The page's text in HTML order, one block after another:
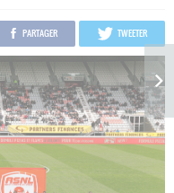
PARTAGER TWEETER